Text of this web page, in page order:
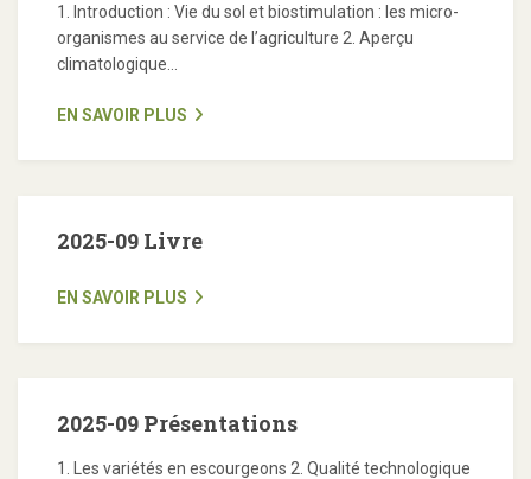
1. Introduction : Vie du sol et biostimulation : les micro-
organismes au service de l’agriculture 2. Aperçu
climatologique...
EN SAVOIR PLUS
2025-09 Livre
EN SAVOIR PLUS
2025-09 Présentations
1. Les variétés en escourgeons 2. Qualité technologique